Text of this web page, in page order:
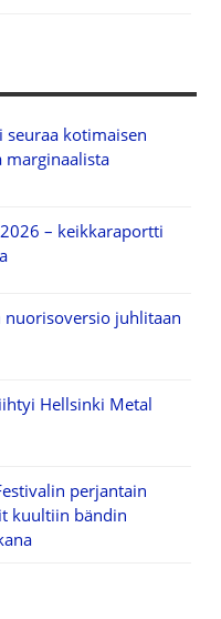
kotimaisen
– keikkaraportti
juhlitaan
Hellsinki Metal
perjantain
kuultiin bändin